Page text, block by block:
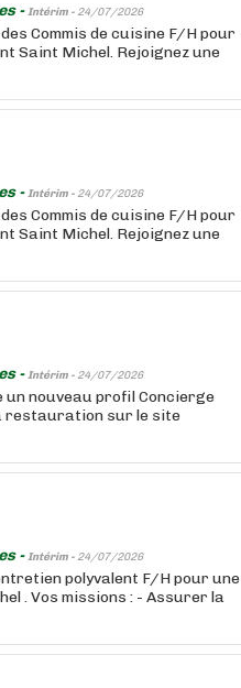
-Intérim - 24/07/2026
Commis de cuisine F/H pour
Saint Michel. Rejoignez une
-Intérim - 24/07/2026
Commis de cuisine F/H pour
Saint Michel. Rejoignez une
-Intérim - 24/07/2026
un nouveau profil Concierge
restauration sur le site
-Intérim - 24/07/2026
polyvalent F/H pour une
. Vos missions : - Assurer la